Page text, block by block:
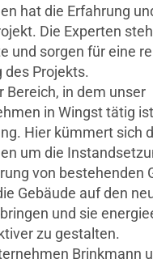
hat die Erfahrung
Die Experten
und sorgen für eine
Projekts.
Bereich, in dem unser
in Wingst tätig
Hier kümmert sich
um die
von bestehenden
Gebäude auf den
und sie
zu gestalten.
Brinkmann